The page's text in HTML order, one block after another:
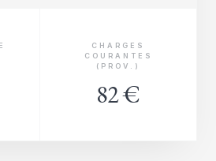
CHARGES
COURANTES
(PROV.)
82 €